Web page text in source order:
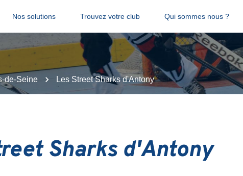
Nos solutions Trouvez votre club Qui sommes nous ?
de-Seine Les Street Sharks d'Antony
Sharks d'Antony